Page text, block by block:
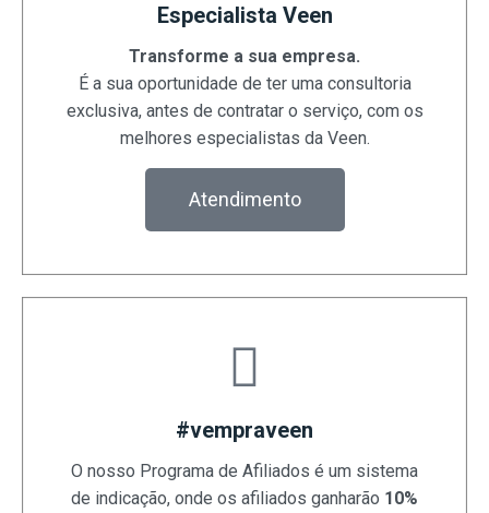
Especialista Veen
Transforme a sua empresa.
É a sua oportunidade de ter uma consultoria
exclusiva, antes de contratar o serviço, com os
melhores especialistas da Veen.
Atendimento
#vempraveen
O nosso Programa de Afiliados é um sistema
de indicação, onde os afiliados ganharão 10%